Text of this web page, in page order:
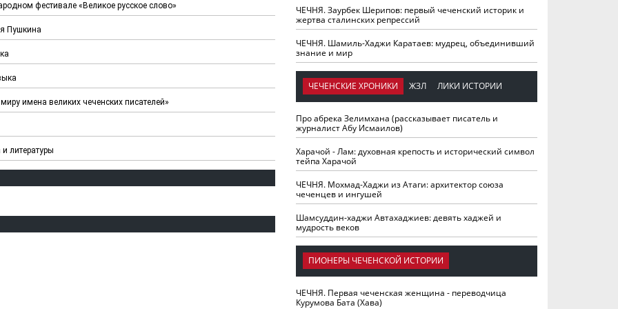
фестивале «Великое русское слово»
Пушкина
имена великих чеченских писателей»
литературы
ЧЕЧНЯ. Заурбек Шерипов: первый чеченский историк и
жертва сталинских репрессий
ЧЕЧНЯ. Шамиль-Хаджи Каратаев: мудрец, объединивший
знание и мир
ЧЕЧЕНСКИЕ ХРОНИКИ ЖЗЛ ЛИКИ ИСТОРИИ
Про абрека Зелимхана (рассказывает писатель и
журналист Абу Исмаилов)
Харачой - Лам: духовная крепость и исторический символ
тейпа Харачой
ЧЕЧНЯ. Мохмад-Хаджи из Атаги: архитектор союза
чеченцев и ингушей
Шамсуддин-хаджи Автахаджиев: девять хаджей и
мудрость веков
ПИОНЕРЫ ЧЕЧЕНСКОЙ ИСТОРИИ
ЧЕЧНЯ. Первая чеченская женщина - переводчица
Курумова Бата (Хава)